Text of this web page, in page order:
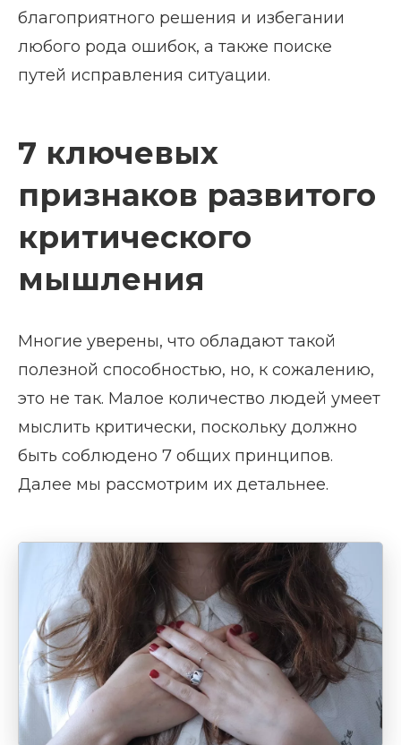
благоприятного решения и избегании
любого рода ошибок, а также поиске
путей исправления ситуации.
7 ключевых
признаков развитого
критического
мышления
Многие уверены, что обладают такой
полезной способностью, но, к сожалению,
это не так. Малое количество людей умеет
мыслить критически, поскольку должно
быть соблюдено 7 общих принципов.
Далее мы рассмотрим их детальнее.